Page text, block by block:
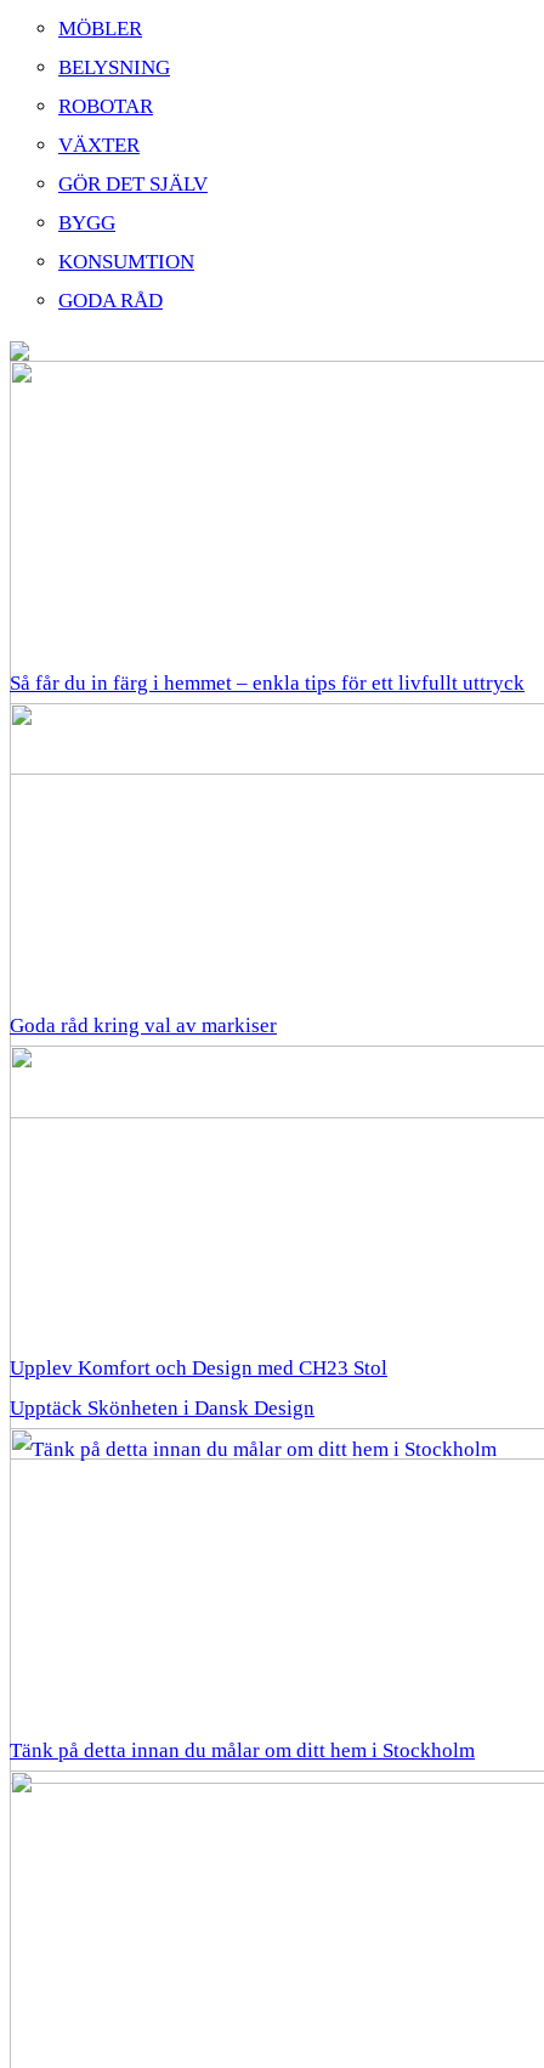
MÖBLER
BELYSNING
ROBOTAR
VÄXTER
GÖR DET SJÄLV
BYGG
KONSUMTION
GODA RÅD
Så får du in färg i hemmet – enkla tips för ett livfullt uttryck
Goda råd kring val av markiser
Upplev Komfort och Design med CH23 Stol
Upptäck Skönheten i Dansk Design
Tänk på detta innan du målar om ditt hem i Stockholm